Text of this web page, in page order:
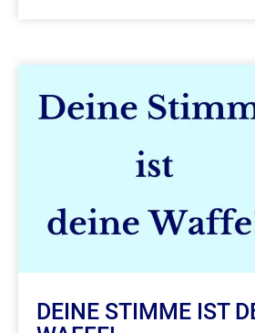
DEINE STIMME IST